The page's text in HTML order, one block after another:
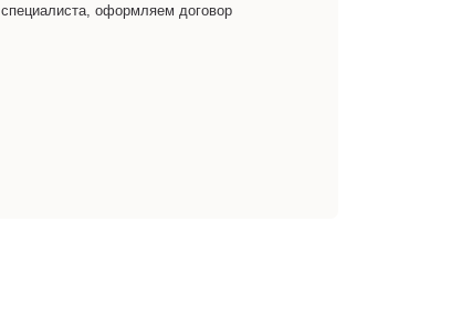
специалиста, оформляем договор